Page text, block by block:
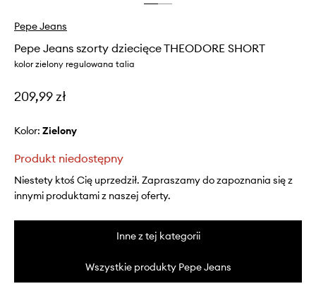
Pepe Jeans
Pepe Jeans szorty dziecięce THEODORE SHORT
kolor zielony regulowana talia
209,99 zł
Kolor: zielony
Produkt niedostępny
Niestety ktoś Cię uprzedził. Zapraszamy do zapoznania się z
innymi produktami z naszej oferty.
Inne z tej kategorii
Wszystkie produkty Pepe Jeans